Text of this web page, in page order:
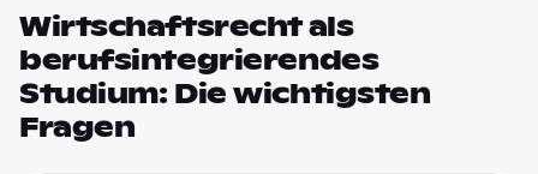
Wirtschaftsrecht als
berufsintegrierendes
Studium: Die wichtigsten
Fragen